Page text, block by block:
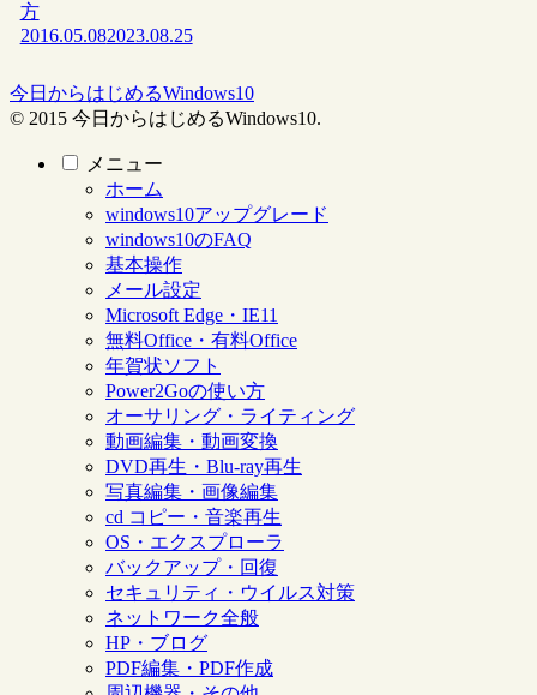
方
2016.05.082023.08.25
今日からはじめるWindows10
© 2015 今日からはじめるWindows10.
メニュー
ホーム
windows10アップグレード
windows10のFAQ
基本操作
メール設定
Microsoft Edge・IE11
無料Office・有料Office
年賀状ソフト
Power2Goの使い方
オーサリング・ライティング
動画編集・動画変換
DVD再生・Blu-ray再生
写真編集・画像編集
cd コピー・音楽再生
OS・エクスプローラ
バックアップ・回復
セキュリティ・ウイルス対策
ネットワーク全般
HP・ブログ
PDF編集・PDF作成